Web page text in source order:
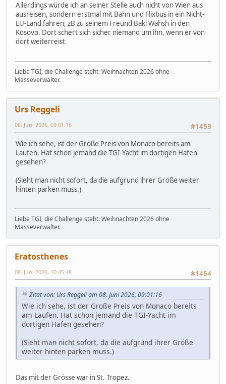
Allerdings würde ich an seiner Stelle auch nicht von Wien aus
ausreisen, sondern erstmal mit Bahn und Flixbus in ein Nicht-
EU-Land fahren, zB zu seinem Freund Baki Wahsh in den
Kosovo. Dort schert sich sicher niemand um ihn, wenn er von
dort weiterreist.
Liebe TGI, die Challenge steht: Weihnachten 2026 ohne
Masseverwalter.
Urs Reggeli
#1453
08. Juni 2026, 09:01:16
Wie ich sehe, ist der Große Preis von Monaco bereits am
Laufen. Hat schon jemand die TGI-Yacht im dortigen Hafen
gesehen?
(Sieht man nicht sofort, da die aufgrund ihrer Größe weiter
hinten parken muss.)
Liebe TGI, die Challenge steht: Weihnachten 2026 ohne
Masseverwalter.
Eratosthenes
#1454
08. Juni 2026, 10:45:48
Zitat von: Urs Reggeli am 08. Juni 2026, 09:01:16
Wie ich sehe, ist der Große Preis von Monaco bereits
am Laufen. Hat schon jemand die TGI-Yacht im
dortigen Hafen gesehen?
(Sieht man nicht sofort, da die aufgrund ihrer Größe
weiter hinten parken muss.)
Das mit der Grösse war in St. Tropez.